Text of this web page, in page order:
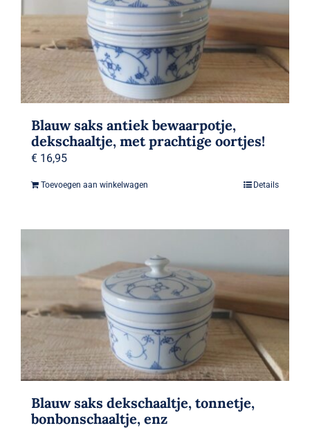
Winkelwagen Winkelwagen
Zoeken
naar:
Mijn Account
Blauw saks antiek bewaarpotje,
dekschaaltje, met prachtige oortjes!
€ 16,95
Toevoegen aan winkelwagen Details
Blauw saks dekschaaltje, tonnetje,
bonbonschaaltje, enz